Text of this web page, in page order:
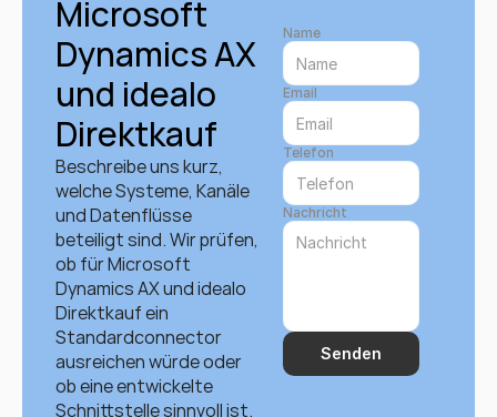
Microsoft
Dynamics AX
und idealo
Direktkauf
Beschreibe uns kurz,
welche Systeme, Kanäle
und Datenflüsse
beteiligt sind. Wir prüfen,
ob für Microsoft
Dynamics AX und idealo
Direktkauf ein
Standardconnector
ausreichen würde oder
ob eine entwickelte
Schnittstelle sinnvoll ist.
Name
Email
Telefon
Nachricht
Senden